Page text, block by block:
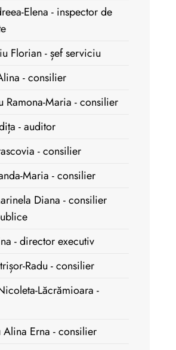
Elena - inspector de
Florian - șef serviciu
- consilier
Ramona-Maria - consilier
- auditor
- consilier
Maria - consilier
Diana - consilier
- director executiv
Radu - consilier
Lăcrămioara -
Erna - consilier